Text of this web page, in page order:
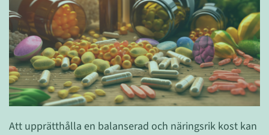
Att upprätthålla en balanserad och näringsrik kost kan